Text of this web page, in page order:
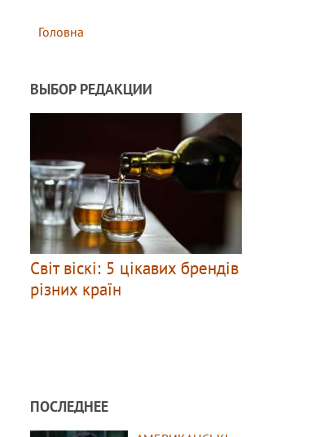
Головна
ВЫБОР РЕДАКЦИИ
Світ віскі: 5 цікавих брендів
різних країн
ПОСЛЕДНЕЕ